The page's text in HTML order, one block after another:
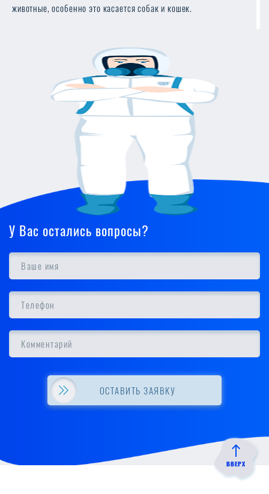
животные, особенно это касается собак и кошек.
температурам, их достаточно сложно уничтожить.
Специализированная служба “DezMaster” производит борьбу с
клещами в Украине при помощи инсектицидов
пролонгированного действия.
Меры профилактики от укуса клеща
Если вы все еще не провели дезинсекцию клещей, то стоит
ознакомиться с общими мерами предосторожности, которые
снизят риск нападения и помогут избавиться от тяжелых
последствий. Как говорится «предупрежден – значит
вооружен».
Надевайте светлую одежду, таким образом вы быстрее
сможете заметить на себе клеща. Лучше всего выбирать такие
вещи, которые будут закрывать полностью ваше тело;
Используете отпугивающие средства защиты;
Вакцина поможет избежать опасных последствий;
После долгих прогулок тщательно осматривайте себя и
своих близких на присутствие клещей на одежде и теле, и
обращайте внимание на факт присасывания, укус можно
попросту не почувствовать.
Не советуют самостоятельно пытаться избавиться от клещей
профессионалам, которые помогут их вывести. Чтобы заказать
обработку участка от клещей свяжитесь с нами сами или
закажите обратный звонок.
У Вас остались вопросы?
ОСТАВИТЬ ЗАЯВКУ
ВВЕРХ